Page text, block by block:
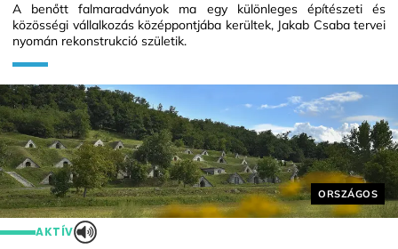
Helyszín
ORSZÁGOS
AKTÍV
A benőtt falmaradványok ma egy különleges építészeti és
közösségi vállalkozás középpontjába kerültek, Jakab Csaba tervei
nyomán rekonstrukció születik.